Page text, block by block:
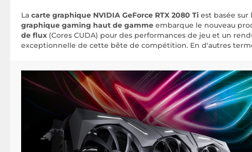
La carte graphique NVIDIA GeForce RTX 2080 Ti est basée
graphique gaming haut de gamme embarque le nouveau
de flux (Cores CUDA) pour des performances de jeu et un
exceptionnelle de cette bête de compétition. En d'autres